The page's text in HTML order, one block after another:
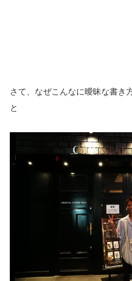
さて、なぜこんなに曖昧な書き
と